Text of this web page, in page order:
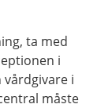
ta med
i
vårdgivare i
måste